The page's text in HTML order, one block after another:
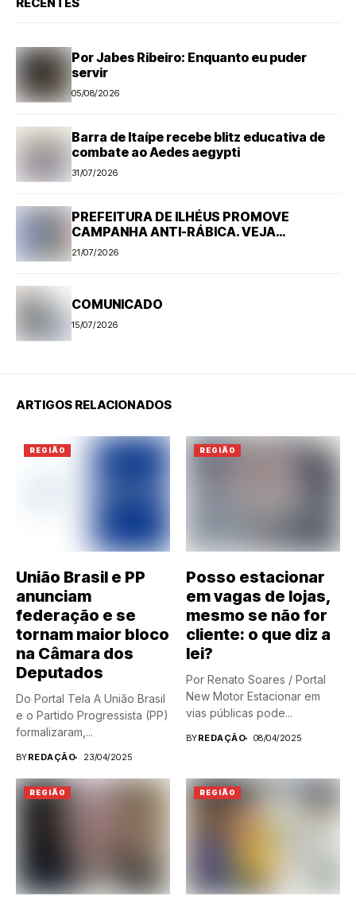
Por Jabes Ribeiro: Enquanto eu puder
servir
05/08/2026
Barra de Itaípe recebe blitz educativa de
combate ao Aedes aegypti
31/07/2026
PREFEITURA DE ILHÉUS PROMOVE
CAMPANHA ANTI-RÁBICA. VEJA
PROGRAMAÇÃO
21/07/2026
COMUNICADO
15/07/2026
ARTIGOS RELACIONADOS
REGIÃO
União Brasil e PP
anunciam
federação e se
tornam maior bloco
na Câmara dos
Deputados
Do Portal Tela A União Brasil
e o Partido Progressista (PP)
formalizaram,...
BYREDAÇÃO 23/04/2025
REGIÃO
Posso estacionar
em vagas de lojas,
mesmo se não for
cliente: o que diz a
lei?
Por Renato Soares / Portal
New Motor Estacionar em
vias públicas pode...
BYREDAÇÃO 08/04/2025
REGIÃO REGIÃO